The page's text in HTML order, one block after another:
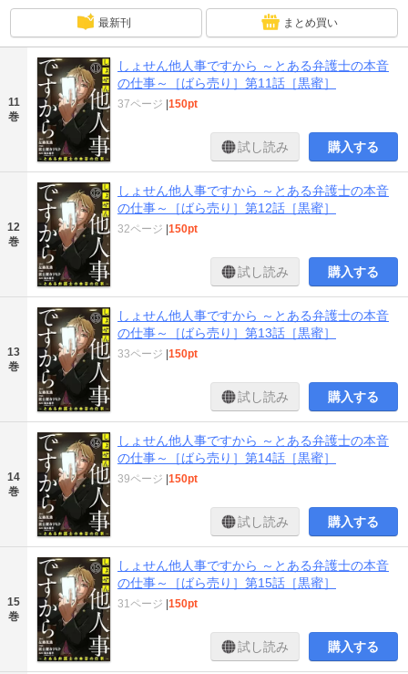
最新刊 まとめ買い
11
巻
しょせん他人事ですから ～とある弁護士の本音
の仕事～［ばら売り］第11話［黒蜜］
37ページ 150pt
試し読み 購入する
12
巻
しょせん他人事ですから ～とある弁護士の本音
の仕事～［ばら売り］第12話［黒蜜］
32ページ 150pt
試し読み 購入する
13
巻
しょせん他人事ですから ～とある弁護士の本音
の仕事～［ばら売り］第13話［黒蜜］
33ページ 150pt
試し読み 購入する
14
巻
しょせん他人事ですから ～とある弁護士の本音
の仕事～［ばら売り］第14話［黒蜜］
39ページ 150pt
試し読み 購入する
15
巻
しょせん他人事ですから ～とある弁護士の本音
の仕事～［ばら売り］第15話［黒蜜］
31ページ 150pt
試し読み 購入する